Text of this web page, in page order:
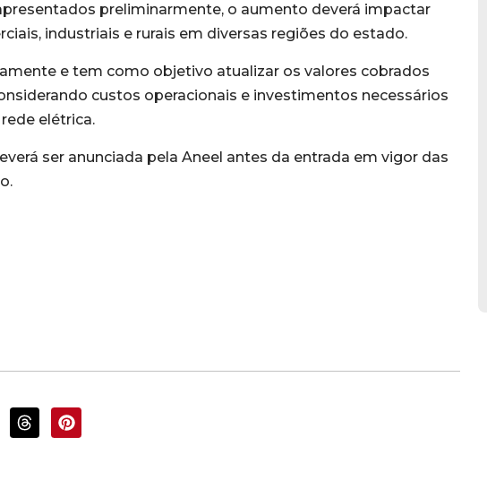
preliminarmente, o aumento deverá impactar
industriais e rurais em diversas regiões do estado.
e tem como objetivo atualizar os valores cobrados
custos operacionais e investimentos necessários
elétrica.
ser anunciada pela Aneel antes da entrada em vigor das